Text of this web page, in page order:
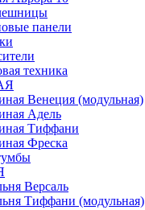
панели
техника
Венеция (модульная)
Адель
Тиффани
Фреска
Версаль
Тиффани (модульная)